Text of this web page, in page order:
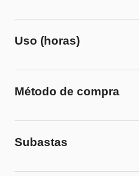
Uso (horas)
Método de compra
Subastas